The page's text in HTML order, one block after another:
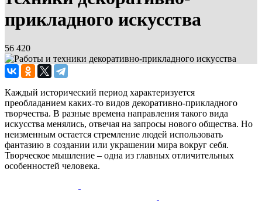
прикладного искусства
56 420
Каждый исторический период характеризуется
преобладанием каких-то видов декоративно-прикладного
творчества. В разные времена направления такого вида
искусства менялись, отвечая на запросы нового общества. Но
неизменным остается стремление людей использовать
фантазию в создании или украшении мира вокруг себя.
Творческое мышление – одна из главных отличительных
особенностей человека.